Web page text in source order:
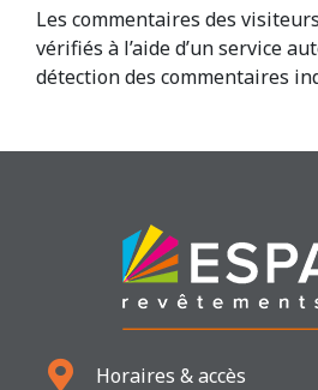
Les commentaires des
vérifiés à l’aide d’un service
détection des commentaires
Horaires & accès